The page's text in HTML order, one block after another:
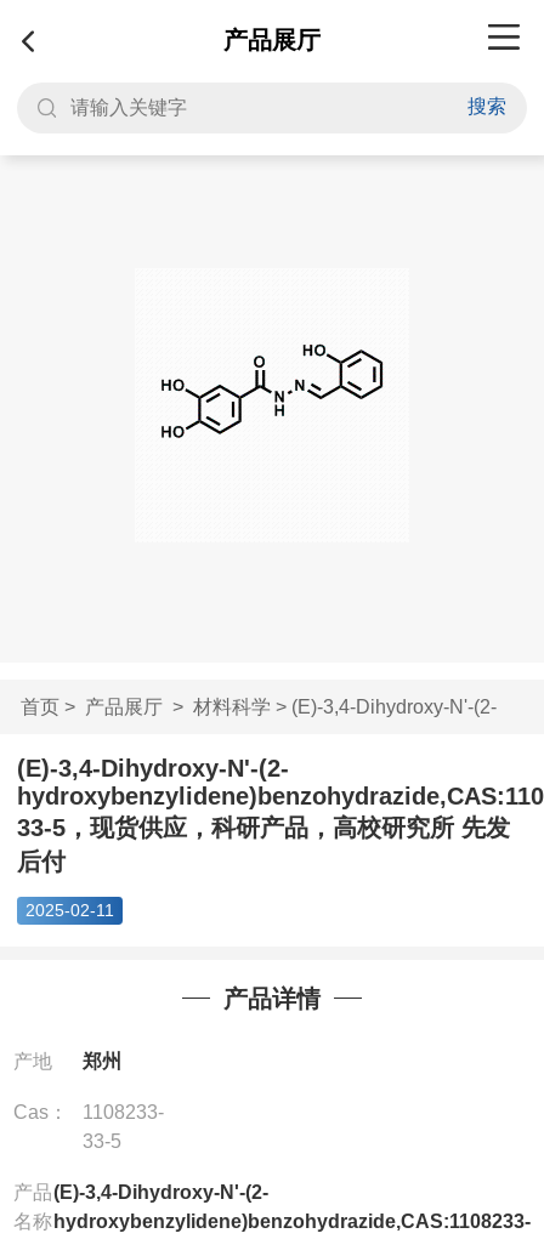
产品展厅
搜索
首页> 产品展厅> 材料科学 > (E)-3,4-Dihydroxy-N'-(2-
hydr...
(E)-3,4-Dihydroxy-N'-(2-
33-5，现货供应，科研产品，高校研究所 先发
后付
2025-02-11
产品详情
产地 郑州
Cas：
1108233-
33-5
产品
名称
(E)-3,4-Dihydroxy-N'-(2-
hydroxybenzylidene)benzohydrazide,CAS:1108233-